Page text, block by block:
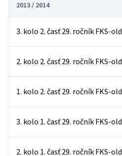
2013 / 2014
3. kolo 2. časť 29. ročník FKS-old
2. kolo 2. časť 29. ročník FKS-old
1. kolo 2. časť 29. ročník FKS-old
3. kolo 1. časť 29. ročník FKS-old
2. kolo 1. časť 29. ročník FKS-old